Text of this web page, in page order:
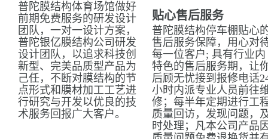
普陀膜结构体育场馆做好
前期免费服务的研发设计
团队，一对一设计方案，
普陀银亿膜结构公司研发
设计团队，以追求科技创
新型、完美品质型产品为
己任，不断对膜结构的节
点形式和膜材加工工艺进
行研究与开发以优良的技
术服务回报广大客户。
贴心售后服务
普陀膜结构停车棚贴心
售后服务保障，用心对
每一位客户; 具有行业内
特色的售后服务期，让
后顾无忧接到报修电话
小时内派专业人员前往
修；每半年定期进行工
质量回访，发现问题，
时处理；凡本公司产品